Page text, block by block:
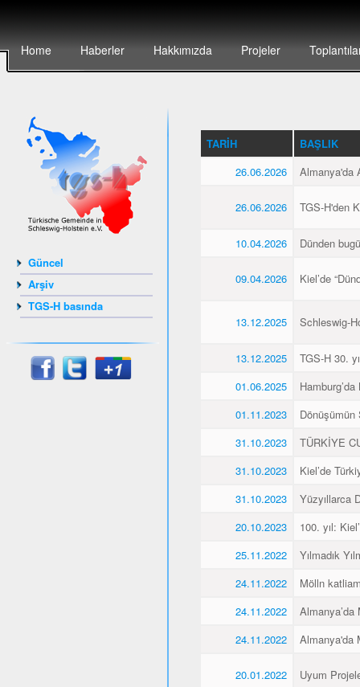
Home Haberler Hakkımızda Projeler
Güncel
Arşiv
TGS-H basında
TARIH
BAŞLIK
26.06.2026
Almanya'da
26.06.2026 TGS-H'den
10.04.2026 Dünden
09.04.2026 Kiel’de
13.12.2025 Schleswig-
13.12.2025
TGS-H 30.
01.06.2025
01.11.2023
Dönüşümün
31.10.2023
TÜRKİYE
31.10.2023
Kiel’de
31.10.2023
Yüzyıllarca
20.10.2023
100. yıl:
25.11.2022
Yılmadık
24.11.2022
Mölln
24.11.2022
Almanya’da
24.11.2022
Almanya'da
20.01.2022 Uyum